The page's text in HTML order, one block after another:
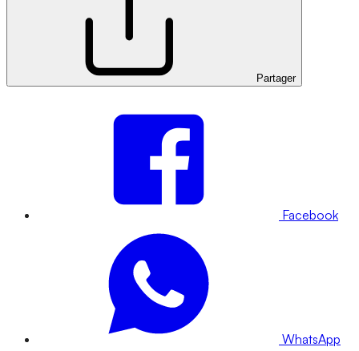
Partager
Facebook
WhatsApp